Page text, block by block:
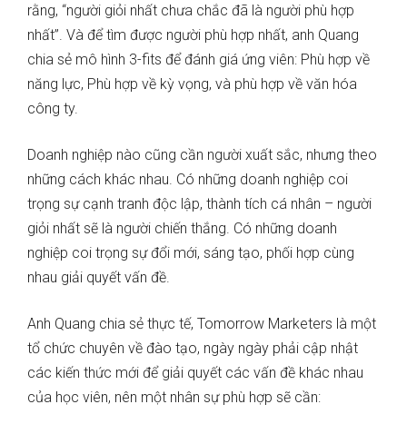
rằng, “người giỏi nhất chưa chắc đã là người phù hợp
nhất”. Và để tìm được người phù hợp nhất, anh Quang
chia sẻ mô hình 3-fits để đánh giá ứng viên: Phù hợp về
năng lực, Phù hợp về kỳ vọng, và phù hợp về văn hóa
công ty.
Doanh nghiệp nào cũng cần người xuất sắc, nhưng theo
những cách khác nhau. Có những doanh nghiệp coi
trọng sự cạnh tranh độc lập, thành tích cá nhân – người
giỏi nhất sẽ là người chiến thắng. Có những doanh
nghiệp coi trọng sự đổi mới, sáng tạo, phối hợp cùng
nhau giải quyết vấn đề.
Anh Quang chia sẻ thực tế, Tomorrow Marketers là một
tổ chức chuyên về đào tạo, ngày ngày phải cập nhật
các kiến thức mới để giải quyết các vấn đề khác nhau
của học viên, nên một nhân sự phù hợp sẽ cần: